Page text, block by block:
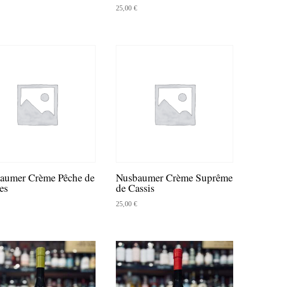
25,00€
Crème Pêche de Nusbaumer Crème Suprême
de Cassis
25,00€